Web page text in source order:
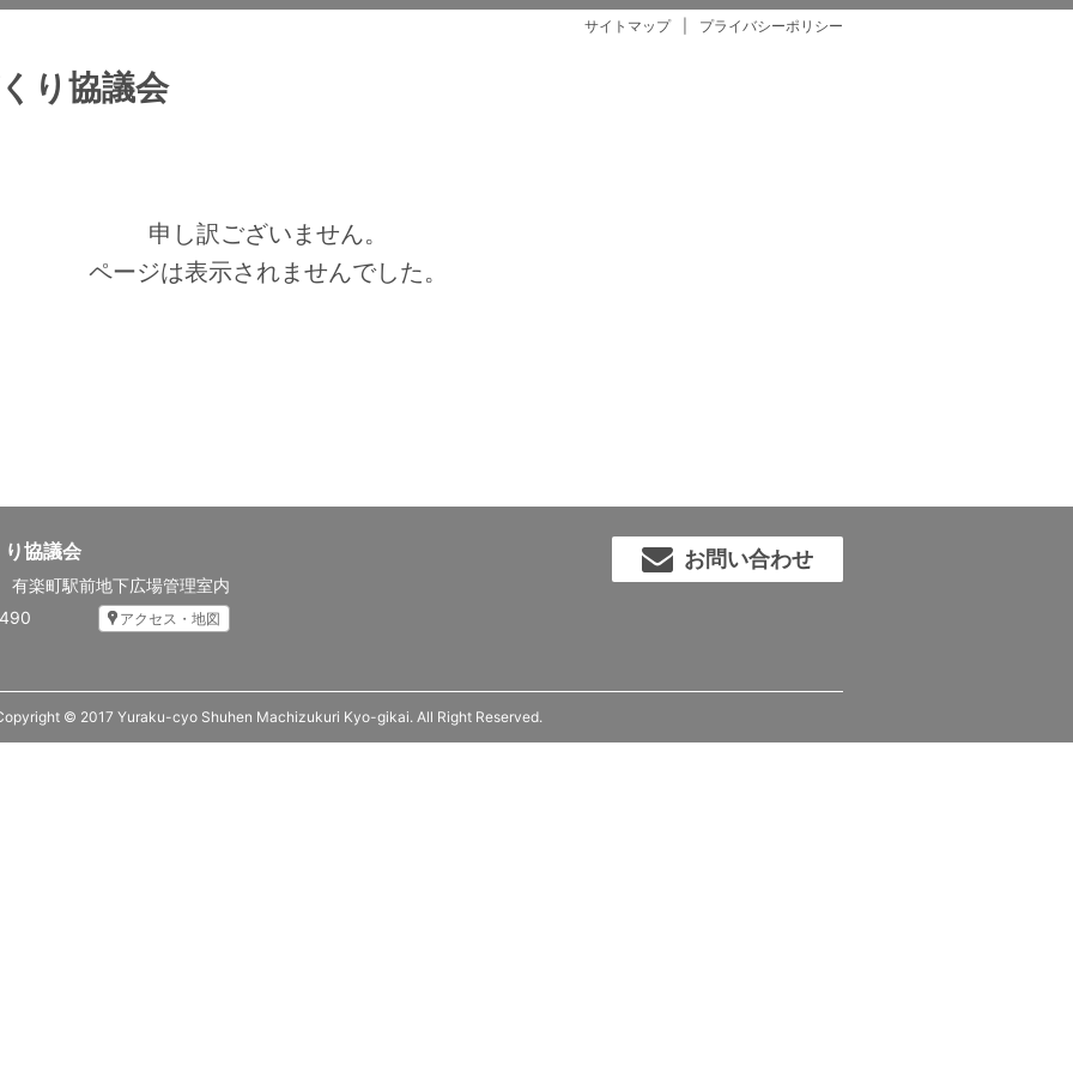
サイトマップ プライバシーポリシー
り協議会
申し訳ございません。
ページは表示されませんでした。
協議会
有楽町駅前地下広場管理室内
アクセス・地図
お問い合わせ
© 2017 Yuraku-cyo Shuhen Machizukuri Kyo-gikai. All Right Reserved.